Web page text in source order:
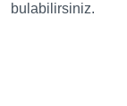
bulabilirsiniz.